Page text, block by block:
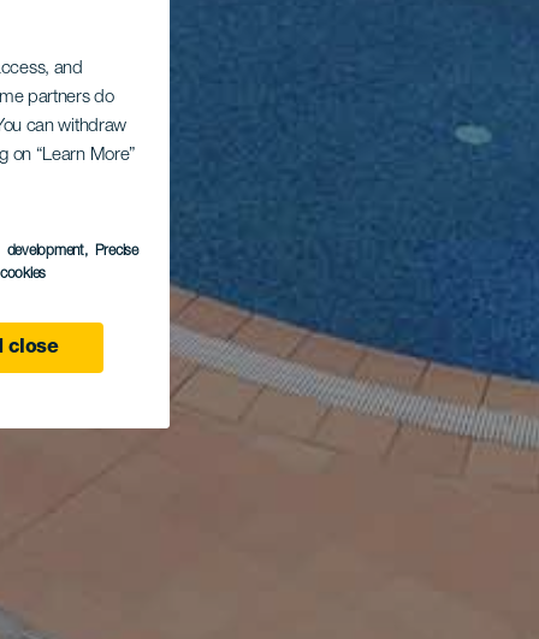
and
partners do
can withdraw
on “Learn More”
development, Precise
close